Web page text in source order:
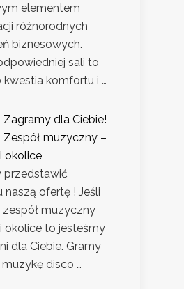
elementem
różnorodnych
biznesowych.
sali to
kwestia komfortu i …
Zagramy dla Ciebie!
Zespół muzyczny –
okolice
przedstawić
naszą ofertę ! Jeśli
zespół muzyczny
okolice to jesteśmy
dla Ciebie. Gramy
muzykę disco …